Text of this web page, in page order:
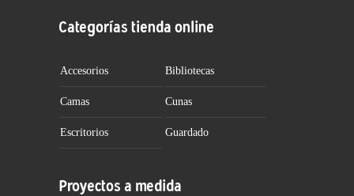
Categorías tienda online
Accesorios Bibliotecas
Camas Cunas
Escritorios Guardado
Proyectos a medida